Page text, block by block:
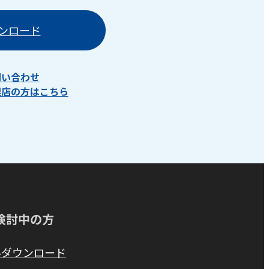
ロード
合わせ
の方はこちら
討中の方
ウンロード